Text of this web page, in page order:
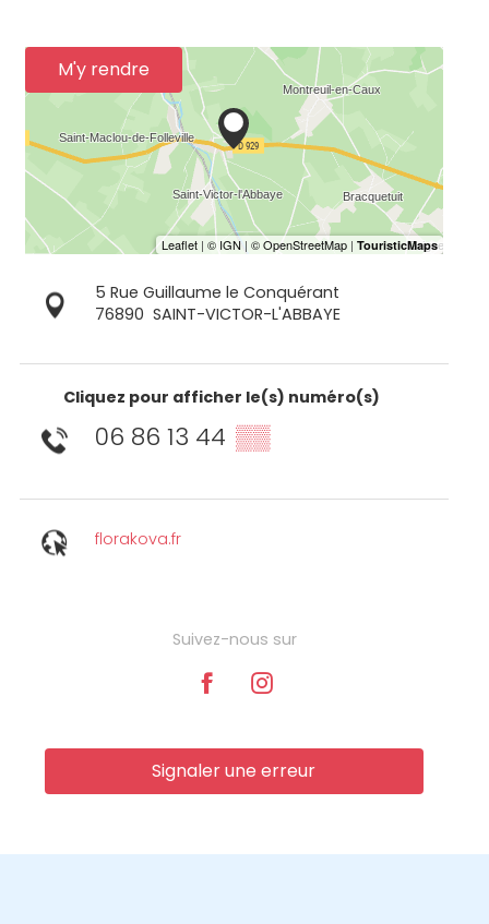
M'y rendre
5 Rue Guillaume le Conquérant
76890 SAINT-VICTOR-L'ABBAYE
Cliquez pour afficher le(s) numéro(s)
06 86 13 44 ▒▒
florakova.fr
Suivez-nous sur
Signaler une erreur